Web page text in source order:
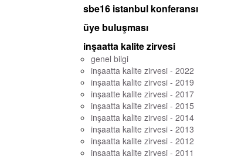
sbe16 istanbul konferansı
üye buluşması
inşaatta kalite zirvesi
genel bilgi
inşaatta kalite zirvesi - 2022
inşaatta kalite zirvesi - 2019
inşaatte kalite zirvesi - 2017
inşaatta kalite zirvesi - 2015
inşaatta kalite zirvesi - 2014
inşaatta kalite zirvesi - 2013
inşaatta kalite zirvesi - 2012
inşaatta kalite zirvesi - 2011